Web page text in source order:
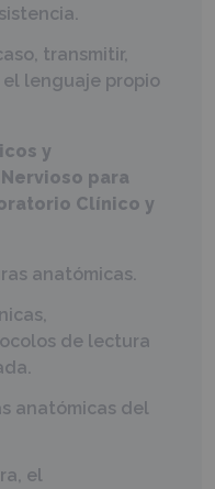
transmitir,
lenguaje propio
y
para
Clínico y
anatómicas.
de lectura
anatómicas del
el